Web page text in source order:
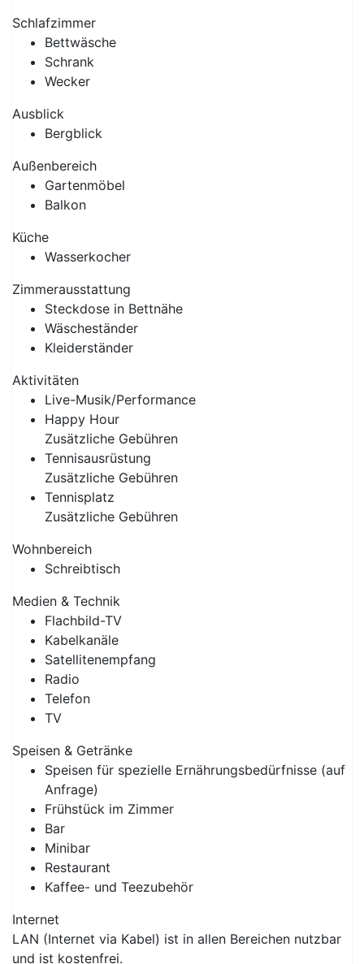
Schlafzimmer
Bettwäsche
Schrank
Wecker
Ausblick
Bergblick
Außenbereich
Gartenmöbel
Balkon
Küche
Wasserkocher
Zimmerausstattung
Steckdose in Bettnähe
Wäscheständer
Kleiderständer
Aktivitäten
Live-Musik/Performance
Happy Hour
Zusätzliche Gebühren
Tennisausrüstung
Zusätzliche Gebühren
Tennisplatz
Zusätzliche Gebühren
Wohnbereich
Schreibtisch
Medien & Technik
Flachbild-TV
Kabelkanäle
Satellitenempfang
Radio
Telefon
TV
Speisen & Getränke
Speisen für spezielle Ernährungsbedürfnisse (auf
Anfrage)
Frühstück im Zimmer
Bar
Minibar
Restaurant
Kaffee- und Teezubehör
Internet
LAN (Internet via Kabel) ist in allen Bereichen nutzbar
und ist kostenfrei.